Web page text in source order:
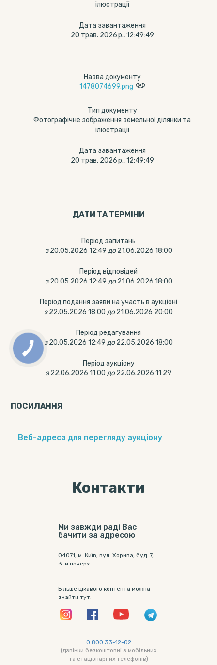
ілюстрації
Дата завантаження
20 трав. 2026 р., 12:49:49
Назва документу
1478074699.png
Тип документу
Фотографічне зображення земельної ділянки та
ілюстрації
Дата завантаження
20 трав. 2026 р., 12:49:49
ДАТИ ТА ТЕРМIНИ
Період запитань
з 20.05.2026 12:49 до 21.06.2026 18:00
Період відповідей
з 20.05.2026 12:49 до 21.06.2026 18:00
Період подання заяви на участь в аукціоні
з 22.05.2026 18:00 до 21.06.2026 20:00
Період редагування
з 20.05.2026 12:49 до 22.05.2026 18:00
Період аукціону
з 22.06.2026 11:00 до 22.06.2026 11:29
ПОСИЛАННЯ
Веб-адреса для перегляду аукціону
Контакти
Ми завжди раді Вас
бачити за адресою
04071, м. Київ, вул. Хорива, буд. 7,
3-й поверх
Більше цікавого контента можна
знайти тут:
0 800 33-12-02
(дзвінки безкоштовні з мобільних
та стаціонарних телефонів)